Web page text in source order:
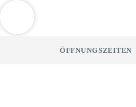
ÖFFNUNGSZEITEN